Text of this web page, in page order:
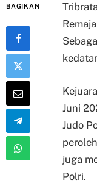
BAGIKAN
Juni
Judo
juga
Polri.